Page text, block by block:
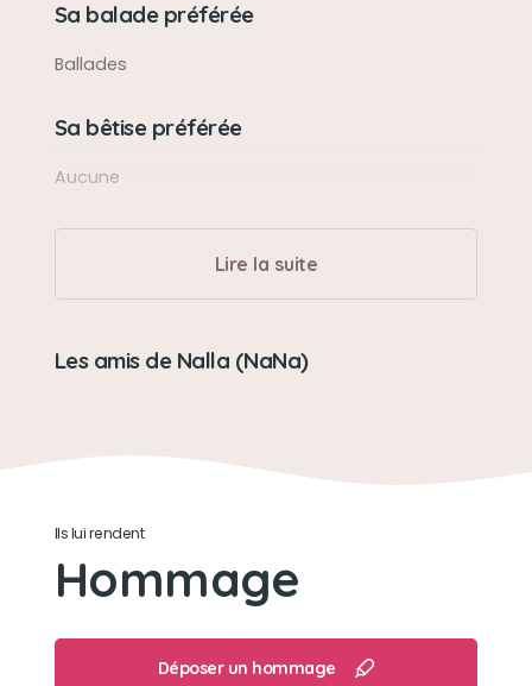
Sa balade préférée
Ballades
Sa bêtise préférée
Aucune
Son caractère
Intelligente, dominante et très protectrice
Son jouet préféré
Son loisir préféré
Lire la suite
Les amis de Nalla (NaNa)
Ils lui rendent
Hommage
Déposer un hommage